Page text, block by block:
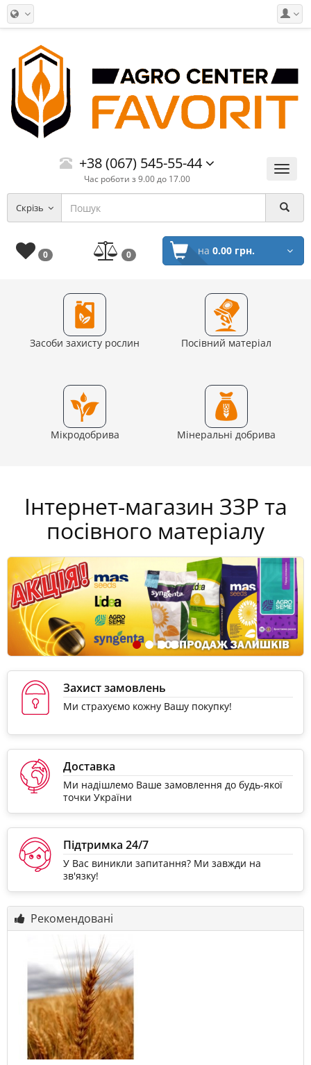
Меню
+38 (067) 545-55-44
Час роботи з 9.00 до 17.00
Скрізь
0 0 на 0.00 грн.
Засоби захисту рослин Посівний матеріал
Мікродобрива Мінеральні добрива
Інтернет-магазин ЗЗР та
посівного матеріалу
Захист замовлень
Ми страхуємо кожну Вашу покупку!
Доставка
Ми надішлемо Ваше замовлення до будь-якої
точки України
Підтримка 24/7
У Вас виникли запитання? Ми завжди на
зв'язку!
Рекомендовані